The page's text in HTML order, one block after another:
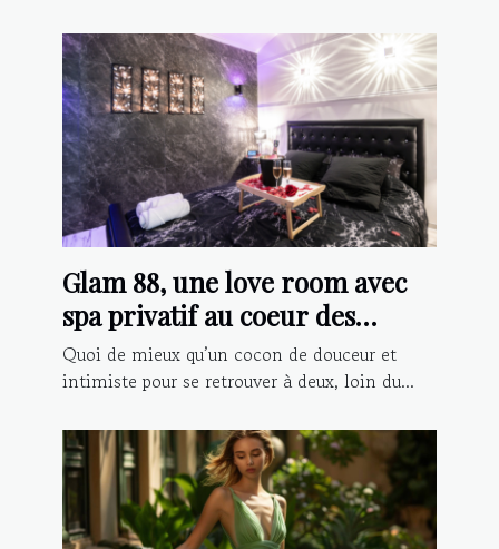
Glam 88, une love room avec
spa privatif au coeur des
Vosges
Quoi de mieux qu’un cocon de douceur et
intimiste pour se retrouver à deux, loin du...